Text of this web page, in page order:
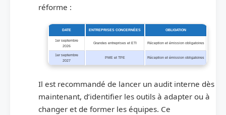
réforme :
DATE ENTREPRISES CONCERNÉES OBLIGATION
1er septembre
2026
Grandes entreprises et ETI Réception et émission obligatoires
1er septembre
2027
PME et TPE Réception et émission obligatoires
Il est recommandé de lancer un audit interne dès
maintenant, d’identifier les outils à adapter ou à
changer et de former les équipes. Ce